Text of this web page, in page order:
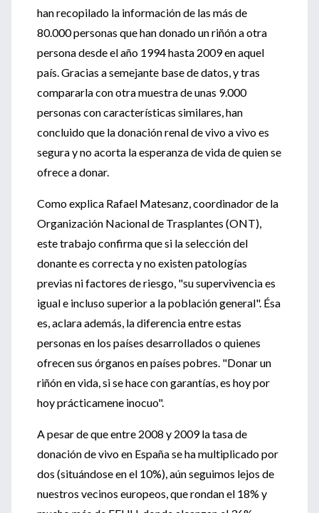
han recopilado la información de las más de
80.000 personas que han donado un riñón a otra
persona desde el año 1994 hasta 2009 en aquel
país. Gracias a semejante base de datos, y tras
compararla con otra muestra de unas 9.000
personas con características similares, han
concluido que la donación renal de vivo a vivo es
segura y no acorta la esperanza de vida de quien se
ofrece a donar.
Como explica Rafael Matesanz, coordinador de la
Organización Nacional de Trasplantes (ONT),
este trabajo confirma que si la selección del
donante es correcta y no existen patologías
previas ni factores de riesgo, "su supervivencia es
igual e incluso superior a la población general". Ésa
es, aclara además, la diferencia entre estas
personas en los países desarrollados o quienes
ofrecen sus órganos en países pobres. "Donar un
riñón en vida, si se hace con garantías, es hoy por
hoy prácticamene inocuo".
A pesar de que entre 2008 y 2009 la tasa de
donación de vivo en España se ha multiplicado por
dos (situándose en el 10%), aún seguimos lejos de
nuestros vecinos europeos, que rondan el 18% y